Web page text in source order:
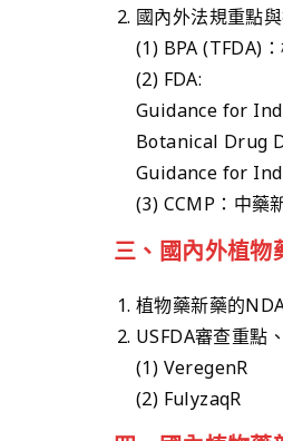
國內外法規重點
(1) BPA (TFDA)
(2) FDA:
Guidance for
Botanical Drug
Guidance for
(3) CCMP：中藥
三、國內外植
植物藥新藥的
USFDA審查重點
(1) VeregenR
(2) FulyzaqR